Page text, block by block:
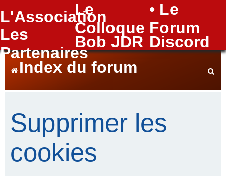
L'Association
Le
Colloque
• Le
Forum
Les
Partenaires
Bob JDR Discord
FAQ
Index du forum
Supprimer les
cookies